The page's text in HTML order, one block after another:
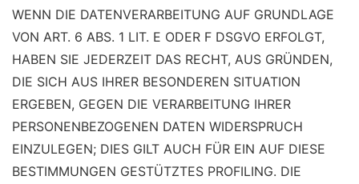
WENN DIE DATENVERARBEITUNG AUF GRUNDLAGE
VON ART. 6 ABS. 1 LIT. E ODER F DSGVO ERFOLGT,
HABEN SIE JEDERZEIT DAS RECHT, AUS GRÜNDEN,
DIE SICH AUS IHRER BESONDEREN SITUATION
ERGEBEN, GEGEN DIE VERARBEITUNG IHRER
PERSONENBEZOGENEN DATEN WIDERSPRUCH
EINZULEGEN; DIES GILT AUCH FÜR EIN AUF DIESE
BESTIMMUNGEN GESTÜTZTES PROFILING. DIE